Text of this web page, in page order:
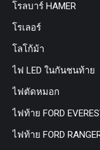
โรลบาร์ HAMER
โรเลอร์
โลโก้ม้า
ไฟ LED ในกันชนท้าย
ไฟตัดหมอก
ไฟท้าย FORD
ไฟท้าย FORD